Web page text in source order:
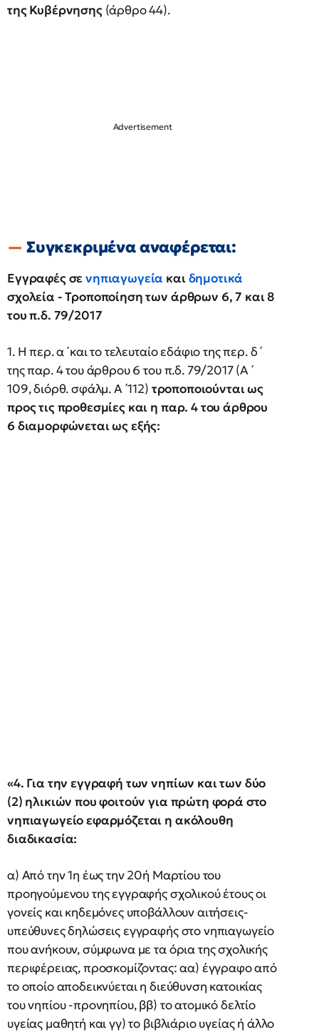
της Κυβέρνησης (άρθρο 44).
Συγκεκριμένα αναφέρεται:
Εγγραφές σενηπιαγωγεία καιδημοτικά
σχολεία - Τροποποίηση των άρθρων 6, 7 και 8
του π.δ. 79/2017
1. Η περ. α ́ και το τελευταίο εδάφιο της περ. δ ́
της παρ. 4 του άρθρου 6 του π.δ. 79/2017 (Α ́
109, διόρθ. σφάλμ. Α ́ 112) τροποποιούνται ως
προς τις προθεσμίες και η παρ. 4 του άρθρου
6 διαμορφώνεται ως εξής:
«4. Για την εγγραφή των νηπίων και των δύο
(2) ηλικιών που φοιτούν για πρώτη φορά στο
νηπιαγωγείο εφαρμόζεται η ακόλουθη
διαδικασία:
α) Από την 1η έως την 20ή Μαρτίου του
προηγούμενου της εγγραφής σχολικού έτους οι
γονείς και κηδεμόνες υποβάλλουν αιτήσεις-
υπεύθυνες δηλώσεις εγγραφής στο νηπιαγωγείο
που ανήκουν, σύμφωνα με τα όρια της σχολικής
περιφέρειας, προσκομίζοντας: αα) έγγραφο από
το οποίο αποδεικνύεται η διεύθυνση κατοικίας
του νηπίου -προνηπίου, ββ) το ατομικό δελτίο
υγείας μαθητή και γγ) το βιβλιάριο υγείας ή άλλο